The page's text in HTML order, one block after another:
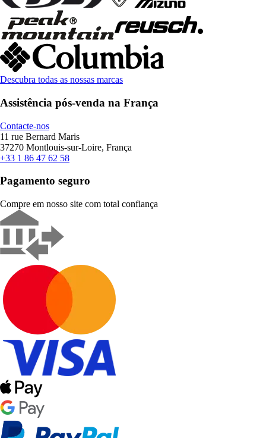
Descubra todas as nossas marcas
Assistência pós-venda na França
Contacte-nos
11 rue Bernard Maris
37270 Montlouis-sur-Loire, França
+33 1 86 47 62 58
Pagamento seguro
Compre em nosso site com total confiança